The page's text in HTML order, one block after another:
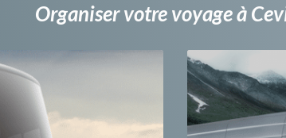
Organiser votre voyage à